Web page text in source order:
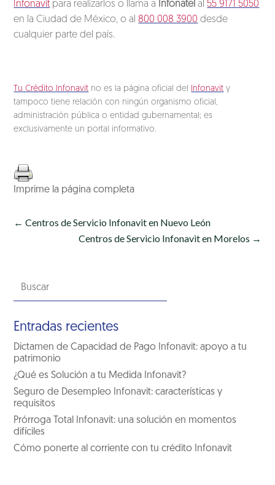
Infonavit para realizarlos o llama a Infonatel al55 9171 5050
en la Ciudad de México, o al800 008 3900 desde
cualquier parte del país.
Tu Crédito Infonavit no es la página oficial del Infonavit y
tampoco tiene relación con ningún organismo oficial,
administración pública o entidad gubernamental; es
exclusivamente un portal informativo.
Imprime la página completa
←Centros de Servicio Infonavit en Nuevo León
Centros de Servicio Infonavit en Morelos →
Entradas recientes
Dictamen de Capacidad de Pago Infonavit: apoyo a tu
patrimonio
¿Qué es Solución a tu Medida Infonavit?
Seguro de Desempleo Infonavit: características y
requisitos
Prórroga Total Infonavit: una solución en momentos
difíciles
Cómo ponerte al corriente con tu crédito Infonavit